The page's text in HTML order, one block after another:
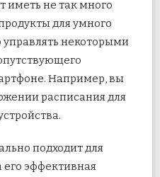
иметь не так много
для умного
некоторыми
Например, вы
расписания для
подходит для
эффективная